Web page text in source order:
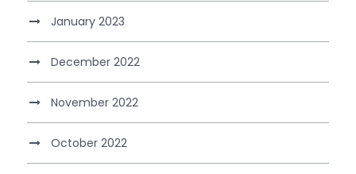
January 2023
December 2022
November 2022
October 2022